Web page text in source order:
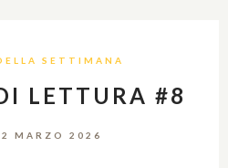
SETTIMANA
LETTURA #8
MARZO 2026